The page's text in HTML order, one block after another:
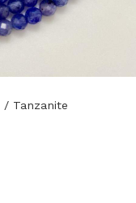
/ Tanzanite